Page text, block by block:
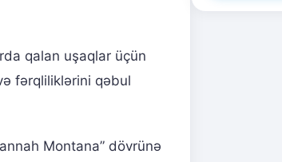
qalan uşaqlar üçün
fərqliliklərini qəbul
Montana” dövrünə